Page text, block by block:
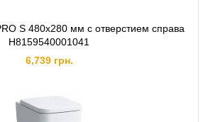
S 480х280 мм с отверстием справа
H8159540001041
6,739 грн.